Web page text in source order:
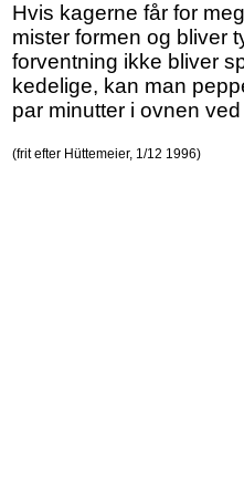
Hvis kagerne får for
mister formen og bliver
forventning ikke bliver
kedelige, kan man
par minutter i ovnen ved
(frit efter Hüttemeier, 1/12 1996)